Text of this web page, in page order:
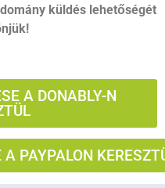
küldés lehetőségét
A DONABLY-N
PAYPALON